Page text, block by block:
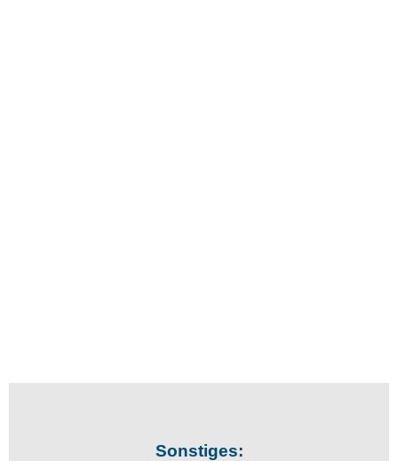
Sonstiges: